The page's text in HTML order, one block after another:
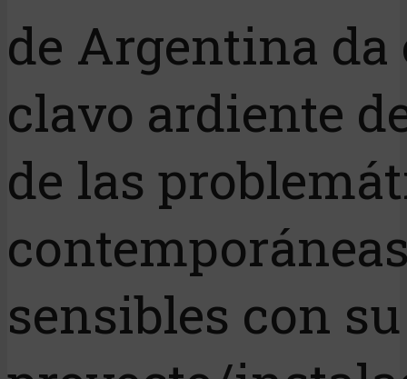
de Argentina da
clavo ardiente
de las
sensibles con su